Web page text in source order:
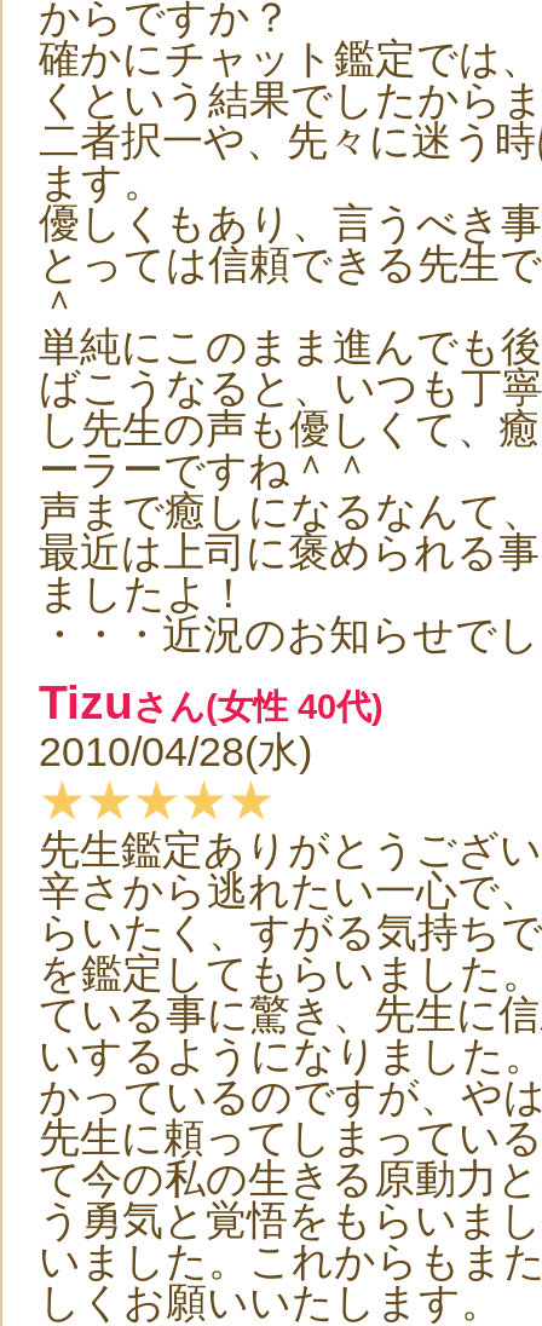
からですか？
確かにチャット鑑定では
くという結果でしたから
二者択一や、先々に迷う
ます。
優しくもあり、言うべき
とっては信頼できる先生
＾
単純にこのまま進んでも
ばこうなると、いつも丁
し先生の声も優しくて、
ーラーですね＾＾
声まで癒しになるなんて
最近は上司に褒められる
ましたよ！
・・・近況のお知らせで
Tizuさん(女性 40代)
2010/04/28(水)
★★★★★
先生鑑定ありがとうござ
辛さから逃れたい一心で
らいたく、すがる気持ち
を鑑定してもらいました
ている事に驚き、先生に
いするようになりました
かっているのですが、や
先生に頼ってしまってい
て今の私の生きる原動力
う勇気と覚悟をもらいま
いました。これからもま
しくお願いいたします。